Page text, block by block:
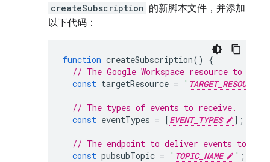
createSubscription 的新脚本文件，并添加
以下代码：
function createSubscription()
{
// The Google Workspace resource to
const targetResource = ' TARGET_RESOURCE
// The types of events to receive.
const eventTypes = [EVENT_TYPES ];
// The endpoint to deliver events to,
const pubsubTopic = ' TOPIC_NAME ' ;